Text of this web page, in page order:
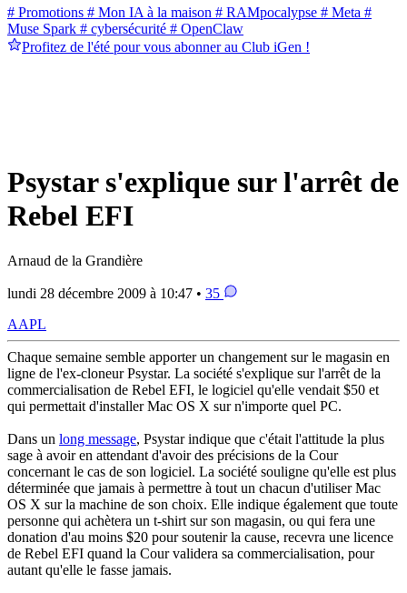
# Promotions # Mon IA à la maison # RAMpocalypse # Meta #
Muse Spark # cybersécurité # OpenClaw
Profitez de l'été pour vous abonner au Club iGen !
Psystar s'explique sur l'arrêt de
Rebel EFI
Arnaud de la Grandière
lundi 28 décembre 2009 à 10:47 • 35
AAPL
Chaque semaine semble apporter un changement sur le magasin en
ligne de l'ex-cloneur Psystar. La société s'explique sur l'arrêt de la
commercialisation de Rebel EFI, le logiciel qu'elle vendait $50 et
qui permettait d'installer Mac OS X sur n'importe quel PC.
Dans un long message, Psystar indique que c'était l'attitude la plus
sage à avoir en attendant d'avoir des précisions de la Cour
concernant le cas de son logiciel. La société souligne qu'elle est plus
déterminée que jamais à permettre à tout un chacun d'utiliser Mac
OS X sur la machine de son choix. Elle indique également que toute
personne qui achètera un t-shirt sur son magasin, ou qui fera une
donation d'au moins $20 pour soutenir la cause, recevra une licence
de Rebel EFI quand la Cour validera sa commercialisation, pour
autant qu'elle le fasse jamais.